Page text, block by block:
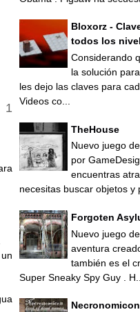
Bloxorz -
todos los
Considerando
la solución
les dejo las claves para
Videos co...
TheHouse
Nuevo juego
por
encuentras
necesitas buscar objetos y
Forgoten
Nuevo juego
aventura
también es el
Super Sneaky Spy Guy . H...